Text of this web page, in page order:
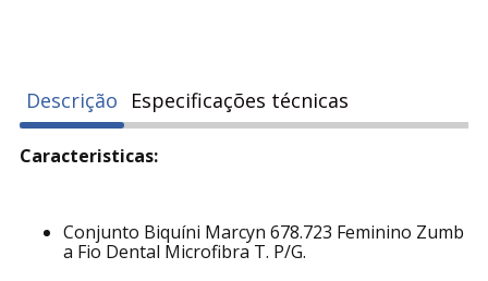
Descrição Especificações técnicas
Caracteristicas:
Conjunto Biquíni Marcyn 678.723 Feminino Zumb
a Fio Dental Microfibra T. P/G.